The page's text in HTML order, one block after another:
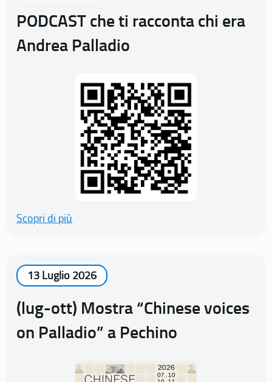
PODCAST che ti racconta chi era
Andrea Palladio
Scopri di più
13 Luglio 2026
(lug-ott) Mostra “Chinese voices
on Palladio” a Pechino